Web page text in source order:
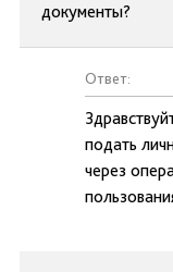
документы?
Ответ:
подать
через